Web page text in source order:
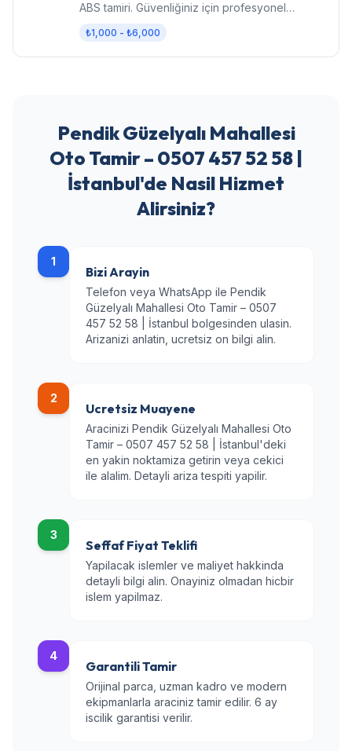
ABS tamiri. Güvenliğiniz için profesyonel
₺1,000 - ₺6,000
Pendik Güzelyalı Mahallesi
Oto Tamir – 0507 457 52 58 |
İstanbul'de Nasil Hizmet
Alirsiniz?
1
Bizi Arayin
Telefon veya WhatsApp ile Pendik
Güzelyalı Mahallesi Oto Tamir – 0507
457 52 58 | İstanbul bolgesinden ulasin.
Arizanizi anlatin, ucretsiz on bilgi alin.
2
Ucretsiz Muayene
Aracinizi Pendik Güzelyalı Mahallesi Oto
Tamir – 0507 457 52 58 | İstanbul'deki
en yakin noktamiza getirin veya cekici
ile alalim. Detayli ariza tespiti yapilir.
3
Seffaf Fiyat Teklifi
Yapilacak islemler ve maliyet hakkinda
detayli bilgi alin. Onayiniz olmadan hicbir
islem yapilmaz.
4
Garantili Tamir
Orijinal parca, uzman kadro ve modern
ekipmanlarla araciniz tamir edilir. 6 ay
iscilik garantisi verilir.